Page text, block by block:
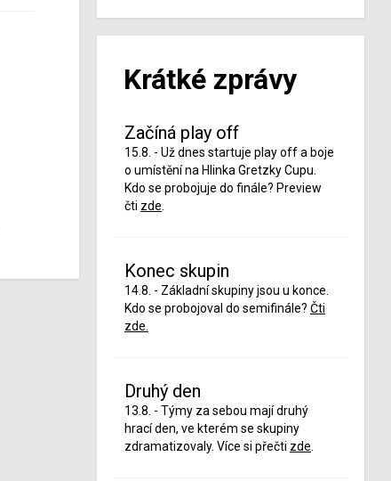
Krátké zprávy
Začíná play off
15.8. - Už dnes startuje play off a boje
o umístění na Hlinka Gretzky Cupu.
Kdo se probojuje do finále? Preview
čti zde
Konec skupin
14.8. - Základní skupiny jsou u konce.
Kdo se probojoval do semifinále? Čti
zde.
Druhý den
13.8. - Týmy za sebou mají druhý
hrací den, ve kterém se skupiny
zdramatizovaly. Více si přečti zde